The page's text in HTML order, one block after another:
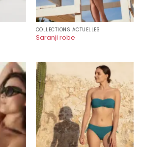
COLLECTIONS ACTUELLES
Saranji robe